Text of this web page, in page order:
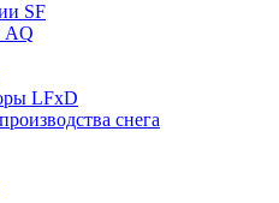
SF
AQ
LFxD
снега